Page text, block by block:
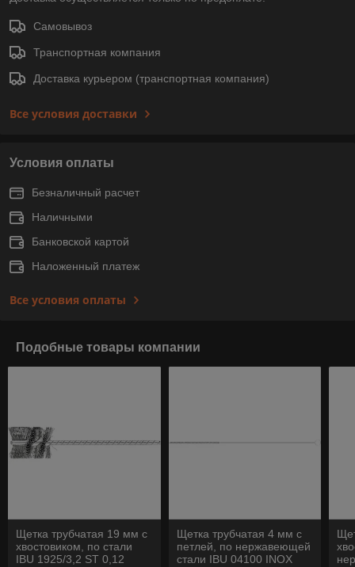
Самовывоз
Транспортная компания
Доставка курьером (транспортная компания)
Все условия доставки
Условия оплаты
Безналичный расчет
Наличными
Банковской картой
Наложенный платеж
Все условия оплаты
Подобные товары компании
Щетка трубчатая 19 мм с
хвостовиком, по стали
IBU 1925/3,2 ST 0,12
Щетка трубчатая 4 мм с
петлей, по нержавеющей
стали IBU 04100 INOX